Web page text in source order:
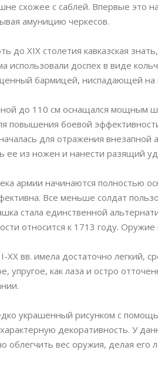
схожее с саблей. Впервые это
амуницию черкесов.
до XIX столетия кавказская
использовали доспех в виде
бармицей, ниспадающей на
до 110 см оснащался мощным
повышения боевой
для отражения внезапной
ее из ножен и нанести разящий
армии начинаются полностью
Все меньше солдат
стала единственной
относится к 1713 году.
XX вв. имела достаточно легкий,
упругое, как лаза и остро
украшенный рисунком с
декоративность. У
облегчить вес оружия, делая